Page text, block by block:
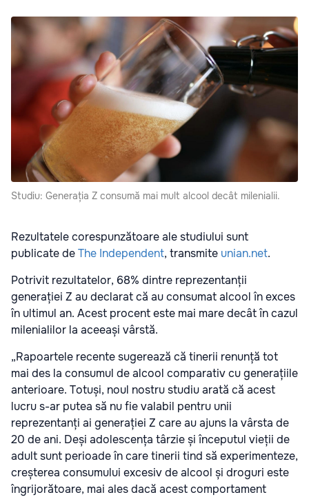
Studiu: Generația Z consumă mai mult alcool decât milenialii.
Rezultatele corespunzătoare ale studiului sunt
publicate deThe Independent, transmite unian.net.
Potrivit rezultatelor, 68% dintre reprezentanții
generației Z au declarat că au consumat alcool în exces
în ultimul an. Acest procent este mai mare decât în cazul
milenialilor la aceeași vârstă.
„Rapoartele recente sugerează că tinerii renunță tot
mai des la consumul de alcool comparativ cu generațiile
anterioare. Totuși, noul nostru studiu arată că acest
lucru s-ar putea să nu fie valabil pentru unii
reprezentanți ai generației Z care au ajuns la vârsta de
20 de ani. Deși adolescența târzie și începutul vieții de
adult sunt perioade în care tinerii tind să experimenteze,
creșterea consumului excesiv de alcool și droguri este
îngrijorătoare, mai ales dacă acest comportament